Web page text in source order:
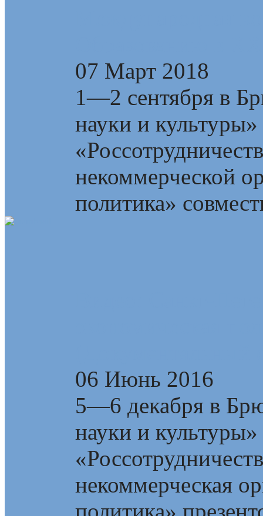
07 Март 2018
1—2 сентября в
науки и культуры»
некоммерческой
политика»
06 Июнь 2016
5—6 декабря в
науки и культуры»
некоммерческая
политика»